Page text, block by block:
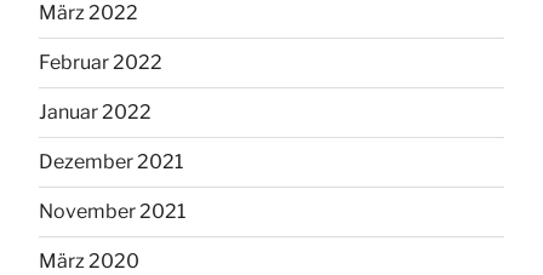
März 2022
Februar 2022
Januar 2022
Dezember 2021
November 2021
März 2020